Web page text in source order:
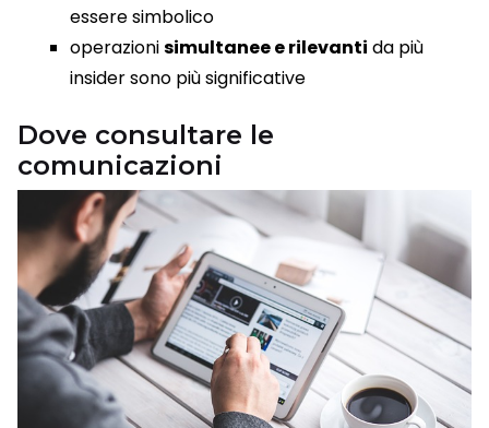
essere simbolico
operazionisimultanee e rilevanti da più
insider sono più significative
Dove consultare le
comunicazioni